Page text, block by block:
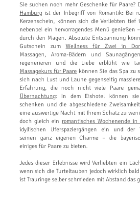
Sie suchen noch mehr Geschenke für Paare?
Hamburg ist der Inbegriff von Romantik: Bei
Kerzenschein, können sich die Verliebten
nebenbei ein hervorragendes Menü genießen
durch den Magen. Absolute Entspannung
Gutschein zum Wellness für Zwei in
Massagen, Aroma-Bädern und
regenerieren und die Liebe erblüht wie
Massagekurs für Paare können Sie das Spa zu
sich nach Lust und Laune gegenseitig
Erfahrung, die noch nicht viele Paare
Übernachtung: In dem Eishotel können sie
schenken und die abgeschiedene
eine auswertige Nacht mit Ihrem Schatz zu
doch gleich ein romantisches Wochenende in
idyllischen Uferspaziergängen ein und der
seinen ganz eigenen Charme – die
einiges für Paare zu bieten.
Jedes dieser Erlebnisse wird Verliebten ein
wenn sich die Turteltauben jedoch wirklich
ist Trauringe selber schmieden mit Abstand das